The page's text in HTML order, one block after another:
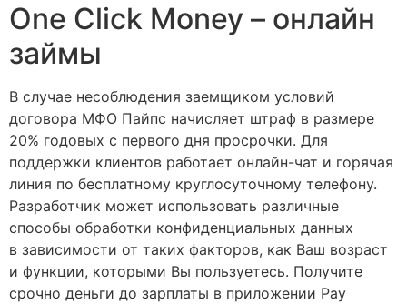
One Click Money – онлайн
займы
В случае несоблюдения заемщиком условий
договора МФО Пайпс начисляет штраф в размере
20% годовых с первого дня просрочки. Для
поддержки клиентов работает онлайн-чат и горячая
линия по бесплатному круглосуточному телефону.
Разработчик может использовать различные
способы обработки конфиденциальных данных
в зависимости от таких факторов, как Ваш возраст
и функции, которыми Вы пользуетесь. Получите
срочно деньги до зарплаты в приложении Pay